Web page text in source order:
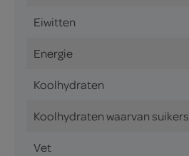
Eiwitten
Energie
Koolhydraten
Koolhydraten waarvan suikers
Vet